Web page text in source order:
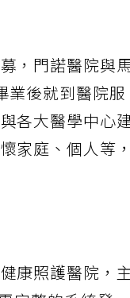
，門諾醫院與
業後就到醫院服
各大醫學中心
家庭、個人等，
康照護醫院，